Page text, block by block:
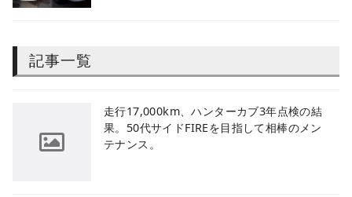
記事一覧
​走行17,000km、ハンターカブ3年点検の結
果。50代サイドFIREを目指して相棒のメン
テナンス。